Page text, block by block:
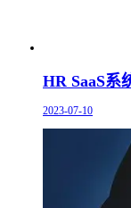
HR SaaS系
2023-07-10